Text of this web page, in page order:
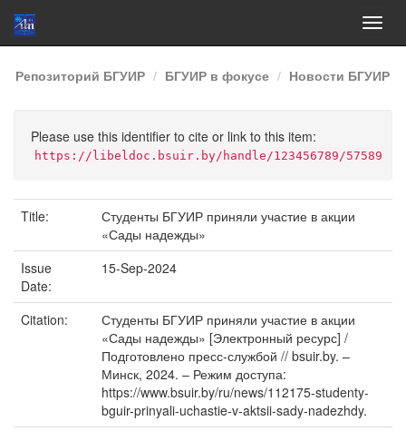
Skip
navigation
Репозиторий БГУИР БГУИР в фокусе Новости БГУИР
Please use this identifier to cite or link to this item:
https://libeldoc.bsuir.by/handle/123456789/57589
Title:
Студенты БГУИР приняли участие в акции
«Сады надежды»
Issue
Date:
15-Sep-2024
Citation:
Студенты БГУИР приняли участие в акции
«Сады надежды» [Электронный ресурс] /
Подготовлено пресс-службой // bsuir.by. –
Минск, 2024. – Режим доступа:
https://www.bsuir.by/ru/news/112175-studenty-
bguir-prinyali-uchastie-v-aktsii-sady-nadezhdy.